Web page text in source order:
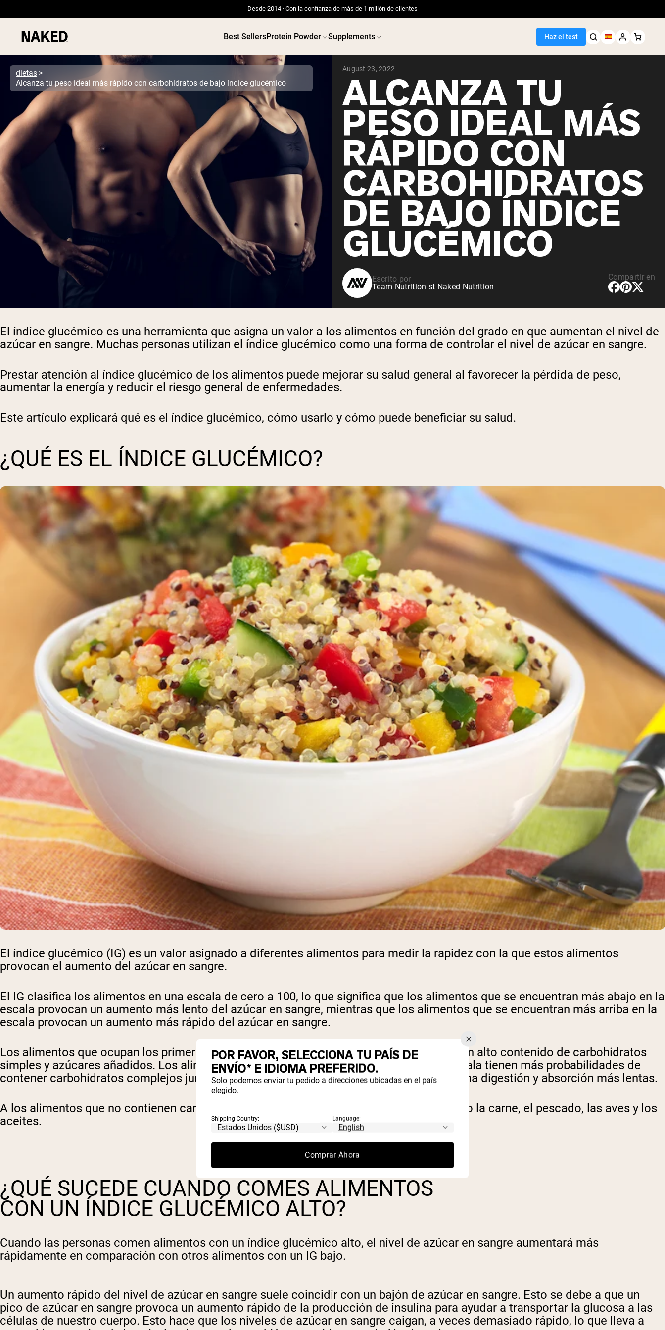
Desde 2014 · Con la confianza de más de 1 millón de clientes
Best SellersProtein Powder Supplements Haz el test
Términos de Búsqueda Populares
”Protein Powder“
”Overnight Oats“
”Vegan protein“
”Collagen“
”Micellar Casein“
dietas
Alcanza tu peso ideal más rápido con carbohidratos de bajo índice glucémico
August 23, 2022
ALCANZA TU
PESO IDEAL MÁS
RÁPIDO CON
CARBOHIDRATOS
DE BAJO ÍNDICE
GLUCÉMICO
Escrito por
Team Nutritionist Naked Nutrition
Compartir en
El índice glucémico es una herramienta que asigna un valor a los alimentos en función del grado en que aumentan el nivel de
azúcar en sangre. Muchas personas utilizan el índice glucémico como una forma de controlar el nivel de azúcar en sangre.
Prestar atención al índice glucémico de los alimentos puede mejorar su salud general al favorecer la pérdida de peso,
aumentar la energía y reducir el riesgo general de enfermedades.
Este artículo explicará qué es el índice glucémico, cómo usarlo y cómo puede beneficiar su salud.
¿QUÉ ES EL ÍNDICE GLUCÉMICO?
El índice glucémico (IG) es un valor asignado a diferentes alimentos para medir la rapidez con la que estos alimentos
provocan el aumento del azúcar en sangre.
El IG clasifica los alimentos en una escala de cero a 100, lo que significa que los alimentos que se encuentran más abajo en la
escala provocan un aumento más lento del azúcar en sangre, mientras que los alimentos que se encuentran más arriba en la
escala provocan un aumento más rápido del azúcar en sangre.
Los alimentos que ocupan los primeros lugares de la escala tienden a ser aquellos con un alto contenido de carbohidratos
simples y azúcares añadidos. Los alimentos que ocupan los lugares más bajos de la escala tienen más probabilidades de
contener carbohidratos complejos junto con fibra, proteínas y/o grasas, lo que permite una digestión y absorción más lentas.
A los alimentos que no contienen carbohidratos no se les asigna un IG, como por ejemplo la carne, el pescado, las aves y los
aceites.
¿QUÉ SUCEDE CUANDO COMES ALIMENTOS
CON UN ÍNDICE GLUCÉMICO ALTO?
Cuando las personas comen alimentos con un índice glucémico alto, el nivel de azúcar en sangre aumentará más
rápidamente en comparación con otros alimentos con un IG bajo.
Un aumento rápido del nivel de azúcar en sangre suele coincidir con un bajón de azúcar en sangre. Esto se debe a que un
pico de azúcar en sangre provoca un aumento rápido de la producción de insulina para ayudar a transportar la glucosa a las
células de nuestro cuerpo. Esto hace que los niveles de azúcar en sangre caigan, a veces demasiado rápido, lo que lleva a
POR FAVOR, SELECCIONA TU PAÍS DE
ENVÍO* E IDIOMA PREFERIDO.
Solo podemos enviar tu pedido a direcciones ubicadas en el país
elegido.
Shipping Country: Language:
Comprar Ahora